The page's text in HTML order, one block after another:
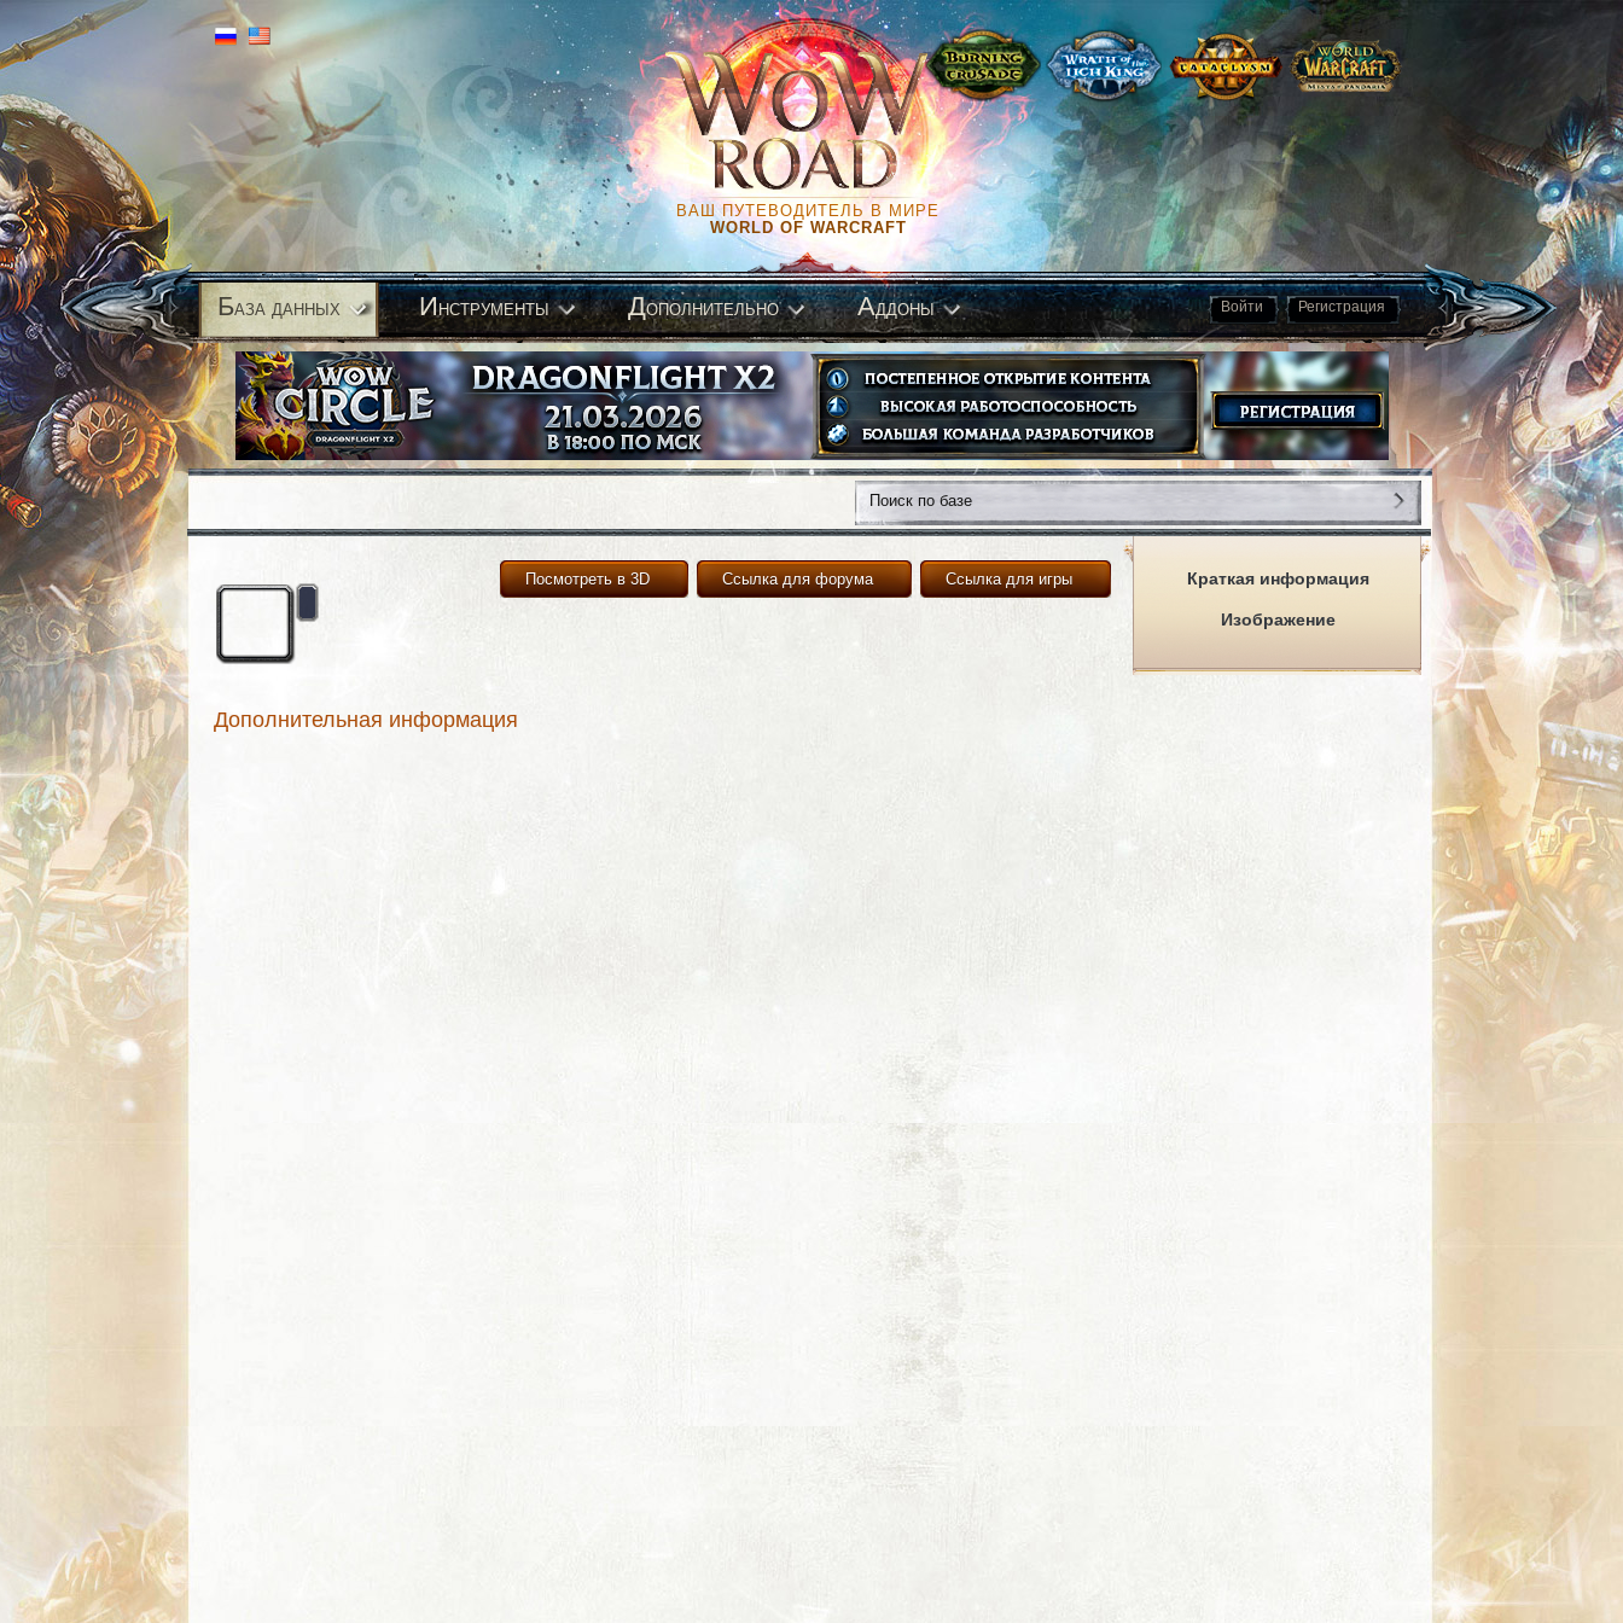
ВАШ ПУТЕВОДИТЕЛЬ В МИРЕ
WORLD OF WARCRAFT
Войти Регистрация
База данных Инструменты Дополнительно Аддоны
Краткая информация
Изображение
Ссылка для игры
Ссылка для форума
Посмотреть в 3D
Дополнительная информация